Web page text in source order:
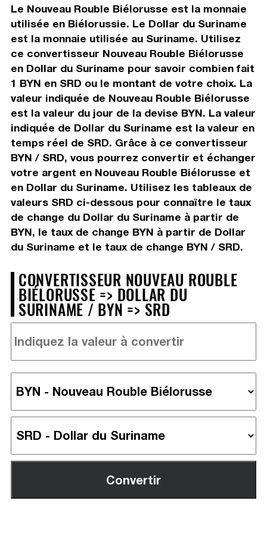
Le Nouveau Rouble Biélorusse est la monnaie
utilisée en Biélorussie. Le Dollar du Suriname
est la monnaie utilisée au Suriname. Utilisez
ce convertisseur Nouveau Rouble Biélorusse
en Dollar du Suriname pour savoir combien fait
1 BYN en SRD ou le montant de votre choix. La
valeur indiquée de Nouveau Rouble Biélorusse
est la valeur du jour de la devise BYN. La valeur
indiquée de Dollar du Suriname est la valeur en
temps réel de SRD. Grâce à ce convertisseur
BYN / SRD, vous pourrez convertir et échanger
votre argent en Nouveau Rouble Biélorusse et
en Dollar du Suriname. Utilisez les tableaux de
valeurs SRD ci-dessous pour connaître le taux
de change du Dollar du Suriname à partir de
BYN, le taux de change BYN à partir de Dollar
du Suriname et le taux de change BYN / SRD.
CONVERTISSEUR NOUVEAU ROUBLE
BIÉLORUSSE => DOLLAR DU
SURINAME / BYN => SRD